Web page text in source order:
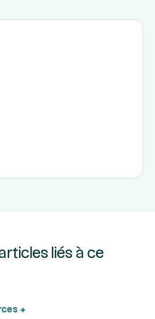
liés à ce